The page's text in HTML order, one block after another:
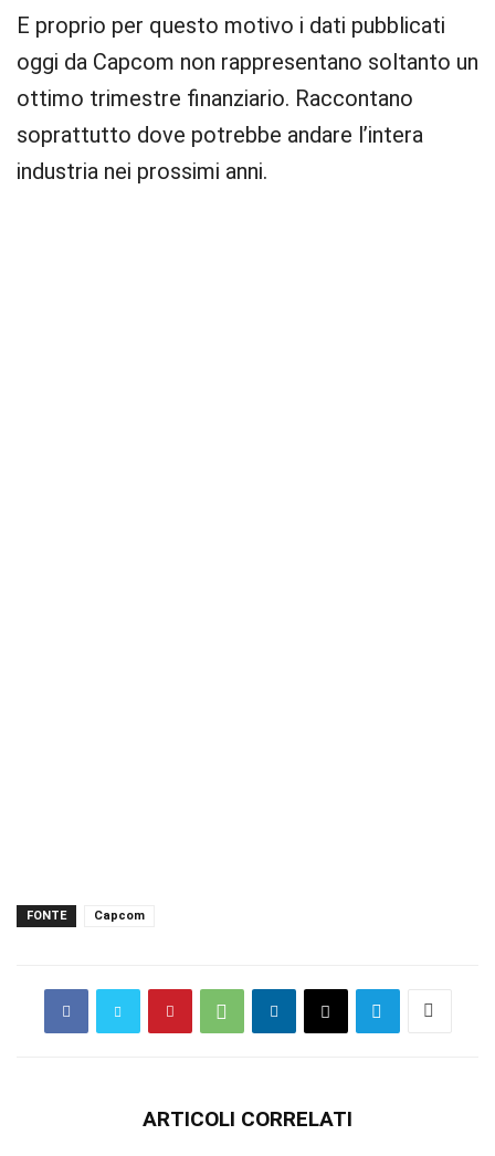
E proprio per questo motivo i dati pubblicati
oggi da Capcom non rappresentano soltanto un
ottimo trimestre finanziario. Raccontano
soprattutto dove potrebbe andare l’intera
industria nei prossimi anni.
FONTE Capcom
ARTICOLI CORRELATI